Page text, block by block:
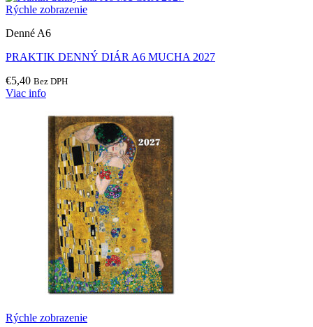
Rýchle zobrazenie
Denné A6
PRAKTIK DENNÝ DIÁR A6 MUCHA 2027
€5,40 Bez DPH
Viac info
Rýchle zobrazenie